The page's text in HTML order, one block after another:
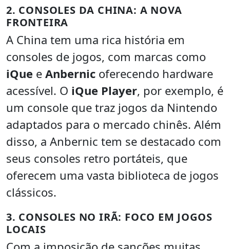
2. CONSOLES DA CHINA: A NOVA
FRONTEIRA
A China tem uma rica história em
consoles de jogos, com marcas como
iQue e Anbernic oferecendo hardware
acessível. O iQue Player, por exemplo, é
um console que traz jogos da Nintendo
adaptados para o mercado chinês. Além
disso, a Anbernic tem se destacado com
seus consoles retro portáteis, que
oferecem uma vasta biblioteca de jogos
clássicos.
3. CONSOLES NO IRÃ: FOCO EM JOGOS
LOCAIS